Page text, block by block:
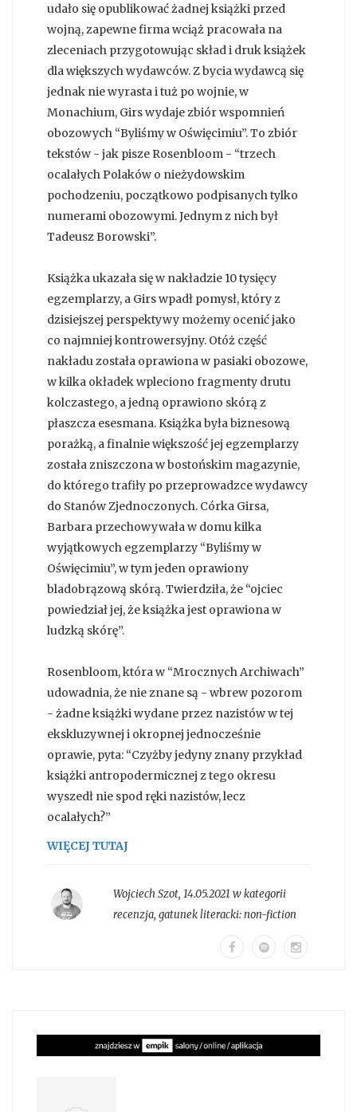
udało się opublikować żadnej książki przed
wojną, zapewne firma wciąż pracowała na
zleceniach przygotowując skład i druk książek
dla większych wydawców. Z bycia wydawcą się
jednak nie wyrasta i tuż po wojnie, w
Monachium, Girs wydaje zbiór wspomnień
obozowych “Byliśmy w Oświęcimiu”. To zbiór
tekstów - jak pisze Rosenbloom - “trzech
ocalałych Polaków o nieżydowskim
pochodzeniu, początkowo podpisanych tylko
numerami obozowymi. Jednym z nich był
Tadeusz Borowski”.
Książka ukazała się w nakładzie 10 tysięcy
egzemplarzy, a Girs wpadł pomysł, który z
dzisiejszej perspektywy możemy ocenić jako
co najmniej kontrowersyjny. Otóż część
nakładu została oprawiona w pasiaki obozowe,
w kilka okładek wpleciono fragmenty drutu
kolczastego, a jedną oprawiono skórą z
płaszcza esesmana. Książka była biznesową
porażką, a finalnie większość jej egzemplarzy
została zniszczona w bostońskim magazynie,
do którego trafiły po przeprowadzce wydawcy
do Stanów Zjednoczonych. Córka Girsa,
Barbara przechowywała w domu kilka
wyjątkowych egzemplarzy “Byliśmy w
Oświęcimiu”, w tym jeden oprawiony
bladobrązową skórą. Twierdziła, że “ojciec
powiedział jej, że książka jest oprawiona w
ludzką skórę”.
Rosenbloom, która w “Mrocznych Archiwach”
udowadnia, że nie znane są - wbrew pozorom
- żadne książki wydane przez nazistów w tej
ekskluzywnej i okropnej jednocześnie
oprawie, pyta: “Czyżby jedyny znany przykład
książki antropodermicznej z tego okresu
wyszedł nie spod ręki nazistów, lecz
ocalałych?”
WIĘCEJ TUTAJ
Wojciech Szot, 14.05.2021 w kategorii
recenzja, gatunek literacki:non-fiction